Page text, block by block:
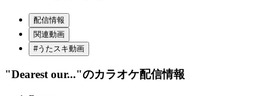
配信情報
関連動画
#うたスキ動画
"Dearest our..."のカラオケ配信情報